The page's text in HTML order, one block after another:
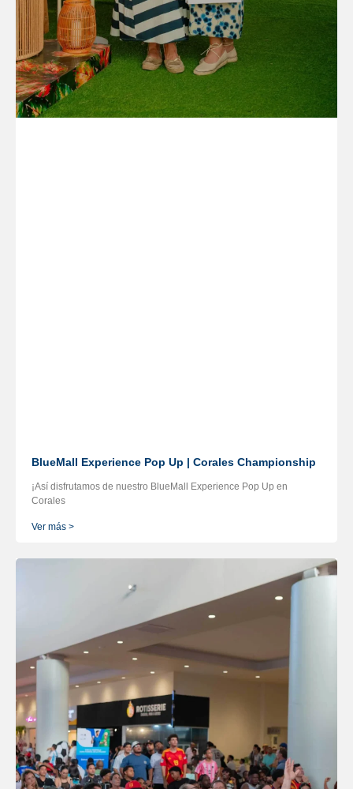
BlueMall Experience Pop Up | Corales Championship
¡Así disfrutamos de nuestro BlueMall Experience Pop Up en
Corales
Ver más >